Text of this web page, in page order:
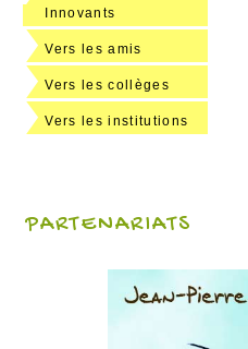
Innovants
Vers les amis
Vers les collèges
Vers les institutions
PARTENARIATS